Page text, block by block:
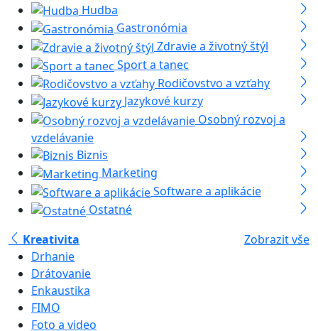
Hudba
Gastronómia
Zdravie a životný štýl
Sport a tanec
Rodičovstvo a vzťahy
Jazykové kurzy
Osobný rozvoj a
vzdelávanie
Biznis
Marketing
Software a aplikácie
Ostatné
Kreativita
Zobrazit vše
Drhanie
Drátovanie
Enkaustika
FIMO
Foto a video